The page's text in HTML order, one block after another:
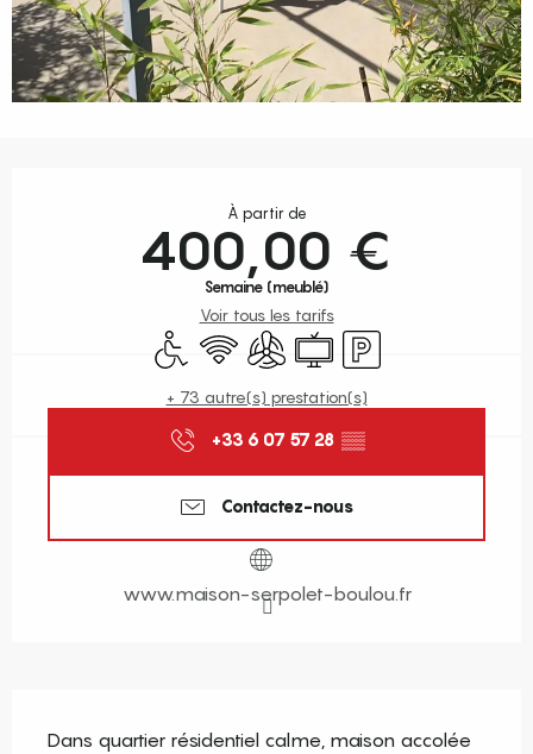
À partir de
400,00 €
Semaine (meublé)
Voir tous les tarifs
Accès handicapés
WiFi Air conditionné
Télévision
Parking
+ 73 autre(s) prestation(s)
+33 6 07 57 28 ▒▒
Contactez-nous
www.maison-serpolet-boulou.fr
Dans quartier résidentiel calme, maison accolée